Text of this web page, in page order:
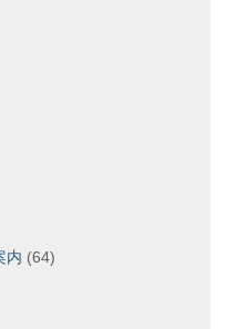
内 (64)